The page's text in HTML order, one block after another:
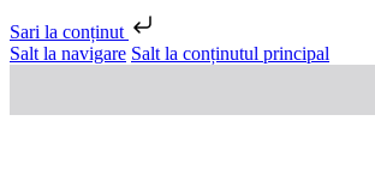
Sari la conținut
Salt la navigare Salt la conținutul principal